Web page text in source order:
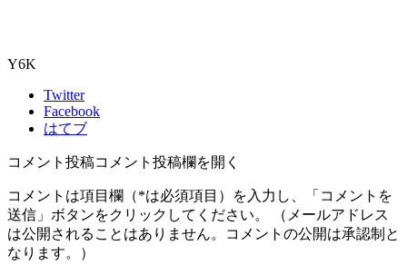
Y6K
Twitter
Facebook
はてブ
コメント投稿コメント投稿欄を開く
コメントは項目欄（*は必須項目）を入力し、「コメントを
送信」ボタンをクリックしてください。 （メールアドレス
は公開されることはありません。コメントの公開は承認制と
なります。）